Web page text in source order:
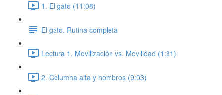
1. El gato (11:08)
El gato. Rutina completa
Lectura 1. Movilización vs. Movilidad (1:31)
2. Columna alta y hombros (9:03)